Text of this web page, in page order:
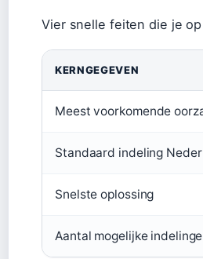
Vier snelle feiten die je
KERNGEGEVEN
Meest voorkomende
Standaard indeling
Snelste oplossing
Aantal mogelijke